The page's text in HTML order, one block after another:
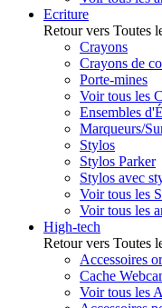
Ecriture
Retour vers Toutes
Crayons
Crayons de
Porte-mines
Voir tous les
Ensembles
Marqueurs/
Stylos
Stylos Parker
Stylos avec
Voir tous les
Voir tous les
High-tech
Retour vers Toutes
Accessoires
Cache
Voir tous les